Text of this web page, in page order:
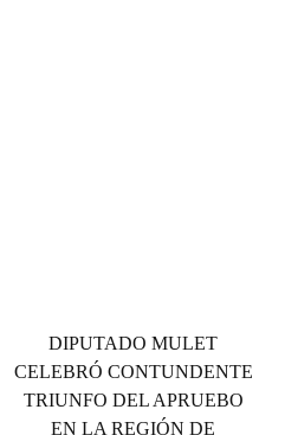
DIPUTADO MULET
CELEBRÓ CONTUNDENTE
TRIUNFO DEL APRUEBO
EN LA REGIÓN DE